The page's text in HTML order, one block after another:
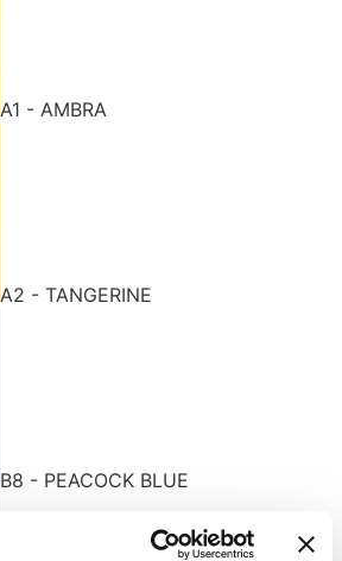
A1 - AMBRA
A2 - TANGERINE
B8 - PEACOCK BLUE